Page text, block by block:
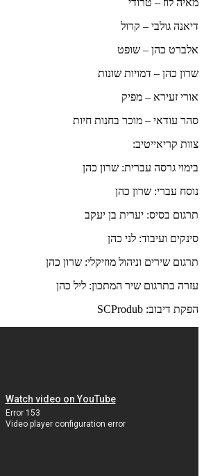
דיאנה גולבי – קרול
אלברט כהן – שופט
שרון כהן – דמויות שונות
אורי זעירא – מפיק
סהר עודאי – מוכר בחנות חיות
צוות קריאייטיב:
בימוי גרסה עברית: שרון כהן
נוסח עברי: שרון כהן
תרגום בסיס: יערית בן יעקב
סינקים ועיבוד: לני כהן
תרגום שירים וניהול מוזיקלי: שרון כהן
עזרה בתרגום שיר המתכון: ליל כהן
הפקת דיבוב: SCProdub